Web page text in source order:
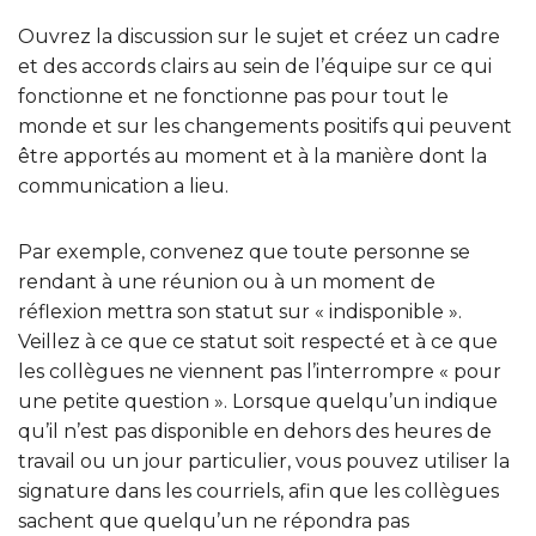
Ouvrez la discussion sur le sujet et créez un cadre
et des accords clairs au sein de l’équipe sur ce qui
fonctionne et ne fonctionne pas pour tout le
monde et sur les changements positifs qui peuvent
être apportés au moment et à la manière dont la
communication a lieu.
Par exemple, convenez que toute personne se
rendant à une réunion ou à un moment de
réflexion mettra son statut sur « indisponible ».
Veillez à ce que ce statut soit respecté et à ce que
les collègues ne viennent pas l’interrompre « pour
une petite question ». Lorsque quelqu’un indique
qu’il n’est pas disponible en dehors des heures de
travail ou un jour particulier, vous pouvez utiliser la
signature dans les courriels, afin que les collègues
sachent que quelqu’un ne répondra pas